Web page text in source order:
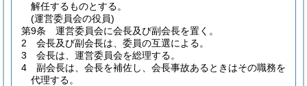
解任するものとする。
(運営委員会の役員)
第9条
運営委員会に会長及び副会長を置く。
2
会長及び副会長は、委員の互選による。
3
会長は、運営委員会を総理する。
4
副会長は、会長を補佐し、会長事故あるときはその職務を
代理する。